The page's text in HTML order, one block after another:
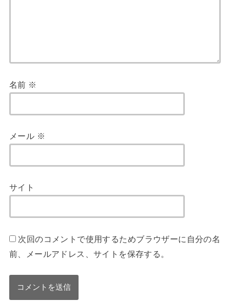
名前 ※
メール ※
サイト
次回のコメントで使用するためブラウザーに自分の名
前、メールアドレス、サイトを保存する。